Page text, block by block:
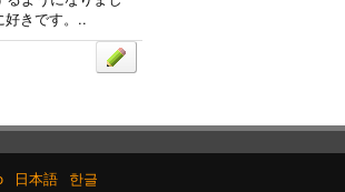
好きです。..
日本語 한글